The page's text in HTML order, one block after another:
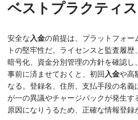
ベストプラクティ
安全な 入金の前提は、プラットフォー
トの堅牢性だ。ライセンスと監査履
暗号化、資金分別管理の方針を確認し
事前に済ませておくと、初回 入金や高
なる。登録名、住所、支払手段の名義
が一の異議やチャージバックが発生す
原因になりうるため、正確な情報登録